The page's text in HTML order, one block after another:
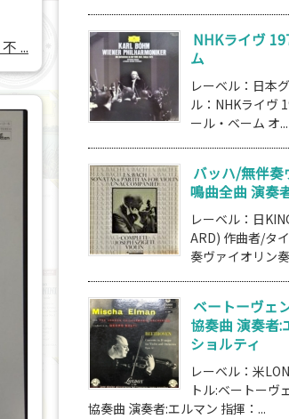
...
NHKライヴ
ム
レーベル：日本
ル：NHKライヴ
ール・ベーム オ...
バッハ/無伴奏
鳴曲全曲 演奏
レーベル：日
ARD) 作曲者/タ
奏ヴァイオリン
ベートーヴェ
協奏曲 演奏者:
ショルティ
レーベル：米
トル:ベートーヴ
協奏曲 演奏者:エルマン 指揮：...